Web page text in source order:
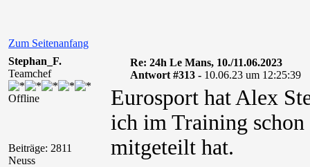
Zum Seitenanfang
Stephan_F.
Teamchef
Offline
Beiträge: 2811
Neuss
Re: 24h Le Mans, 10./11.06.2023
Antwort #313 - 10.06.23 um 12:25:39
Eurosport hat Alex
ich im Training schon
mitgeteilt hat.